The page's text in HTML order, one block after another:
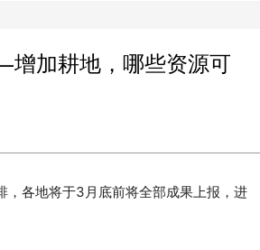
加耕地，哪些资源可
，各地将于3月底前将全部成果上报，进